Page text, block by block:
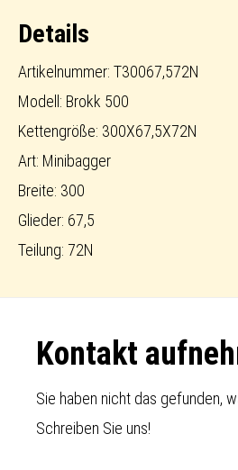
Details
Artikelnummer: T30067,572N
Modell: Brokk 500
Kettengröße: 300X67,5X72N
Art: Minibagger
Breite: 300
Glieder: 67,5
Teilung: 72N
Footer
Kontakt
Sie haben nicht das gefunden,
Schreiben Sie uns!